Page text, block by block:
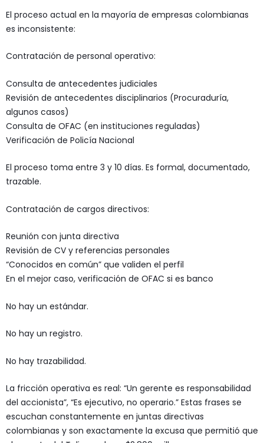
El proceso actual en la mayoría de empresas colombianas
es inconsistente:
Contratación de personal operativo:
Consulta de antecedentes judiciales
Revisión de antecedentes disciplinarios (Procuraduría,
algunos casos)
Consulta de OFAC (en instituciones reguladas)
Verificación de Policía Nacional
El proceso toma entre 3 y 10 días. Es formal, documentado,
trazable.
Contratación de cargos directivos:
Reunión con junta directiva
Revisión de CV y referencias personales
“Conocidos en común” que validen el perfil
En el mejor caso, verificación de OFAC si es banco
No hay un estándar.
No hay un registro.
No hay trazabilidad.
La fricción operativa es real: “Un gerente es responsabilidad
del accionista”, “Es ejecutivo, no operario.” Estas frases se
escuchan constantemente en juntas directivas
colombianas y son exactamente la excusa que permitió que